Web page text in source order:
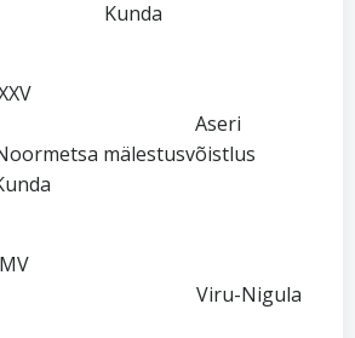
Aseri
mälestusvõistlus
Viru-Nigula